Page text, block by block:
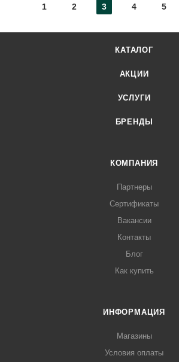
1 2 3 4 5
КАТАЛОГ
АКЦИИ
УСЛУГИ
БРЕНДЫ
КОМПАНИЯ
Партнеры
Сертификаты
Вакансии
Контакты
Блог
Как купить
ИНФОРМАЦИЯ
Магазины
Условия оплаты